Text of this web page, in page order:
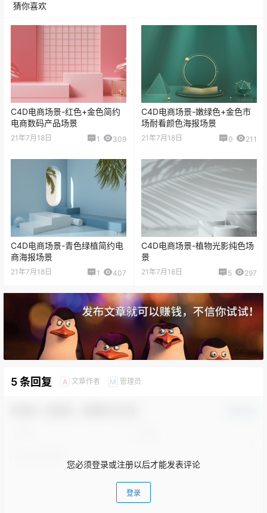
猜你喜欢
C4D电商场景-红色+金色简约
电商数码产品场景
21年7月18日 1 309
C4D电商场景-嫩绿色+金色市
场耐看颜色海报场景
21年7月18日 0 211
C4D电商场景-青色绿植简约电
商海报场景
21年7月18日 1 407
C4D电商场景-植物光影纯色场
景
21年7月18日 5 297
5 条回复 A 文章作者 M 管理员
您必须登录或注册以后才能发表评论
登录